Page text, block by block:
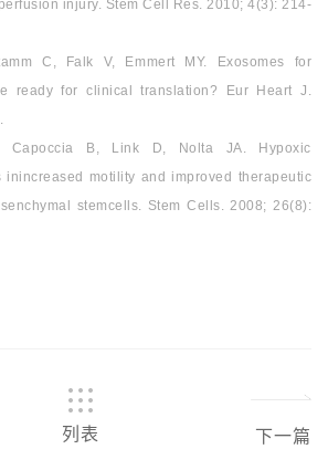
injury. Stem Cell Res. 2010; 4(3): 214‐
C, Falk V, Emmert MY. Exosomes for
ready for clinical translation? Eur Heart J.
Capoccia B, Link D, Nolta JA. Hypoxic
inincreased motility and improved therapeutic
stemcells. Stem Cells. 2008; 26(8):
列表 下一篇